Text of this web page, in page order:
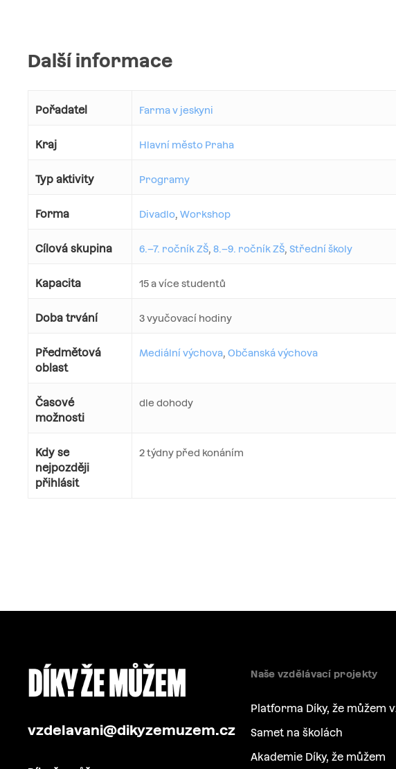
Další informace
Pořadatel Farma v jeskyni
Kraj Hlavní město Praha
Typ aktivity Programy
Forma Divadlo, Workshop
Cílová skupina 6.–7. ročník ZŠ, 8.–9. ročník ZŠ, Střední školy
Kapacita 15 a více studentů
Doba trvání 3 vyučovací hodiny
Předmětová
oblast
Mediální výchova, Občanská výchova
Časové
možnosti
dle dohody
Kdy se
nejpozději
přihlásit
2 týdny před konáním
vzdelavani@dikyzemuzem.cz
Naše vzdělávací projekty
Platforma Díky, že můžem
Samet na školách
Akademie Díky, že můžem